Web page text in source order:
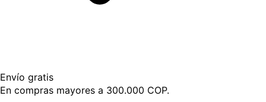
Envío gratis
En compras mayores a 300.000 COP.